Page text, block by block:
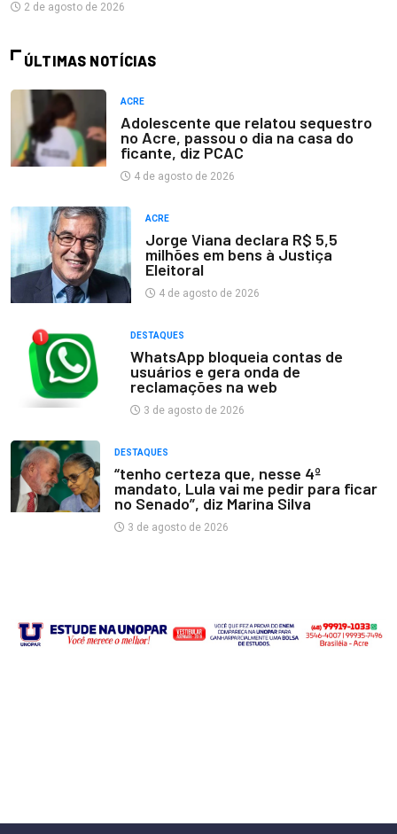
2 de agosto de 2026
ÚLTIMAS NOTÍCIAS
ACRE
Adolescente que relatou sequestro
no Acre, passou o dia na casa do
ficante, diz PCAC
4 de agosto de 2026
ACRE
Jorge Viana declara R$ 5,5
milhões em bens à Justiça
Eleitoral
4 de agosto de 2026
DESTAQUES
WhatsApp bloqueia contas de
usuários e gera onda de
reclamações na web
3 de agosto de 2026
DESTAQUES
“tenho certeza que, nesse 4º
mandato, Lula vai me pedir para ficar
no Senado”, diz Marina Silva
3 de agosto de 2026